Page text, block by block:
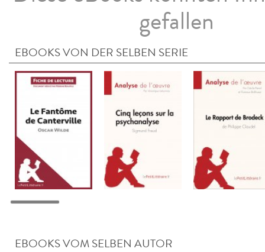
gefallen
EBOOKS VON DER SELBEN SERIE
EBOOKS VOM SELBEN AUTOR